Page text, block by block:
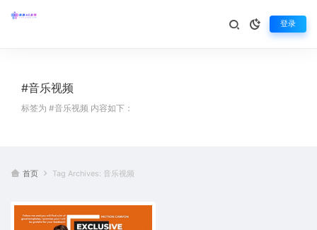
登录
#音乐视频
标签为 #音乐视频 内容如下：
首页 Tag Archives: 音乐视频